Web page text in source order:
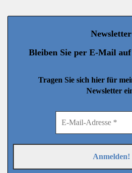
Newsletter
Bleiben Sie per E-Mail
Tragen Sie sich hier für
Newsletter